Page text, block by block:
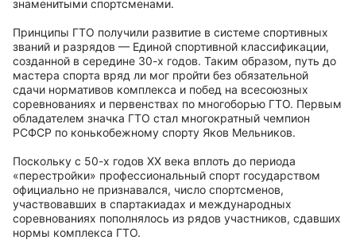
знаменитыми спортсменами.
Принципы ГТО получили развитие в системе спортивных
званий и разрядов — Единой спортивной классификации,
созданной в середине 30-х годов. Таким образом, путь до
мастера спорта вряд ли мог пройти без обязательной
сдачи нормативов комплекса и побед на всесоюзных
соревнованиях и первенствах по многоборью ГТО. Первым
обладателем значка ГТО стал многократный чемпион
РСФСР по конькобежному спорту Яков Мельников.
Поскольку с 50-х годов XX века вплоть до периода
«перестройки» профессиональный спорт государством
официально не признавался, число спортсменов,
участвовавших в спартакиадах и международных
соревнованиях пополнялось из рядов участников, сдавших
нормы комплекса ГТО.